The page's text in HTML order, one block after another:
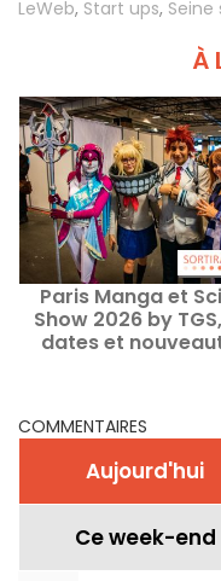
LeWeb, Start ups, Seine
À
Paris Manga et
Show 2026 by
dates et
COMMENTAIRES
Aujourd'hui
Ce week-end